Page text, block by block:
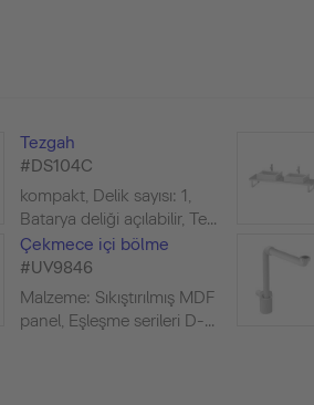
Tezgah
#DS104C
kompakt, Delik sayısı: 1,
Batarya deliği açılabilir, Te...
Çekmece içi bölme
#UV9846
Malzeme: Sıkıştırılmış MDF
panel, Eşleşme serileri D-...